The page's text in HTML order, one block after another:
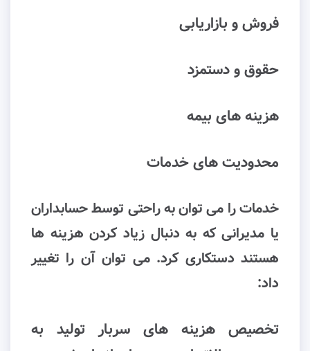
فروش و بازاریابی
حقوق و دستمزد
هزینه های بیمه
محدودیت های خدمات
خدمات را می توان به راحتی توسط حسابداران
یا مدیرانی که به دنبال زیاد کردن هزینه ها
هستند دستکاری کرد. می توان آن را تغییر
داد:
تخصیص هزینه های سربار تولید به